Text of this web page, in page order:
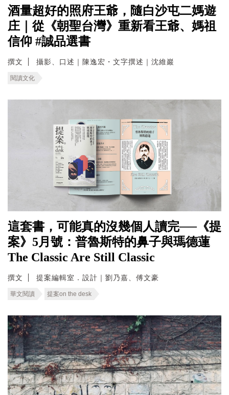
酒量超好的照府王爺，隨白沙屯二媽遊
庄｜從《朝聖台灣》重新看王爺、媽祖
信仰 #誠品選書
撰文 攝影、口述｜陳逸宏・文字撰述｜沈維巖
閱讀文化
這套書，可能真的沒幾個人讀完──《提
案》5月號：普魯斯特的鼻子與瑪德蓮
The Classic Are Still Classic
撰文 提案編輯室．設計｜劉乃嘉、傅文豪
華文閱讀 提案on the desk